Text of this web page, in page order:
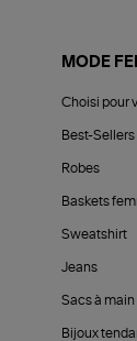
MODE
Choisi pour
Best-Sellers
Robes
Baskets
Sweatshirt
Jeans
Sacs à main
Bijoux